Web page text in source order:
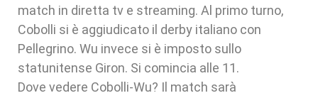
match in diretta tv e streaming. Al primo turno,
Cobolli si è aggiudicato il derby italiano con
Pellegrino. Wu invece si è imposto sullo
statunitense Giron. Si comincia alle 11.
Dove vedere Cobolli-Wu? Il match sarà